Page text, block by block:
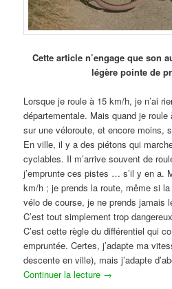
Cette article n’engage que son
légère pointe de
Lorsque je roule à 15 km/h, je n’ai
départementale. Mais quand je
sur une véloroute, et encore moins,
En ville, il y a des piétons qui
cyclables. Il m’arrive souvent de
j’emprunte ces pistes … s’il y en a.
km/h ; je prends la route, même si
vélo de course, je ne prends jamais
C’est tout simplement trop
C’est cette règle du différentiel qui
empruntée. Certes, j’adapte ma
descente en ville), mais j’adapte
Continuer la lecture →